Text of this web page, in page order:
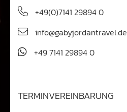
+49(0)7141 29894 0
info@gabyjordantravel.de
+49 7141 29894 0
TERMINVEREINBARUNG